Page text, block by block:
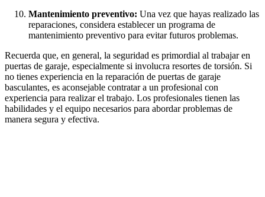
Mantenimiento preventivo: Una vez que hayas realizado las
reparaciones, considera establecer un programa de
mantenimiento preventivo para evitar futuros problemas.
Recuerda que, en general, la seguridad es primordial al trabajar en
puertas de garaje, especialmente si involucra resortes de torsión. Si
no tienes experiencia en la reparación de puertas de garaje
basculantes, es aconsejable contratar a un profesional con
experiencia para realizar el trabajo. Los profesionales tienen las
habilidades y el equipo necesarios para abordar problemas de
manera segura y efectiva.